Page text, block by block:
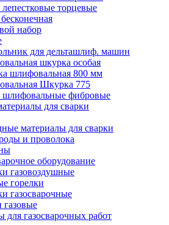
торцевые
набор
для дельташлиф. машин
шкурка особая
шлифовальная 800 мм
Шкурка 775
шлифовальные фибровые
для сварки
материалы для сварки
и проволока
оборудование
газовоздушные
горелки
газосварочные
газовые
для газосварочных работ